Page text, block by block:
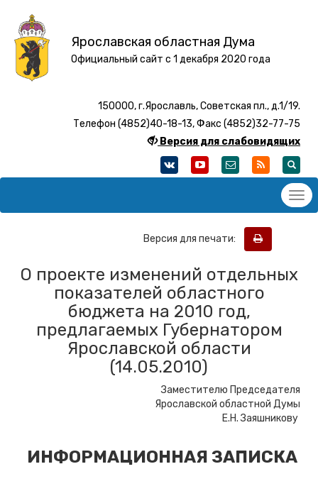
Ярославская областная Дума
Официальный сайт с 1 декабря 2020 года
150000, г.Ярославль, Советская пл., д.1/19.
Телефон (4852)40-18-13, Факс (4852)32-77-75
Версия для слабовидящих
Версия для печати:
О проекте изменений отдельных
показателей областного
бюджета на 2010 год,
предлагаемых Губернатором
Ярославской области
(14.05.2010)
Заместителю Председателя
Ярославской областной Думы
Е.Н. Заяшникову
ИНФОРМАЦИОННАЯ ЗАПИСКА